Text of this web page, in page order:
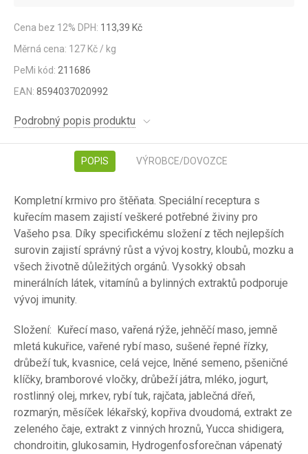
Cena bez 12% DPH: 113,39 Kč
Měrná cena: 127 Kč / kg
PeMi kód: 211686
EAN: 8594037020992
Podrobný popis produktu
POPIS VÝROBCE/DOVOZCE
Kompletní krmivo pro štěňata. Speciální receptura s
kuřecím masem zajistí veškeré potřebné živiny pro
Vašeho psa. Díky specifickému složení z těch nejlepších
surovin zajistí správný růst a vývoj kostry, kloubů, mozku a
všech životně důležitých orgánů. Vysokký obsah
minerálních látek, vitamínů a bylinných extraktů podporuje
vývoj imunity.
Složení: Kuřecí maso, vařená rýže, jehněčí maso, jemně
mletá kukuřice, vařené rybí maso, sušené řepné řízky,
drůbeží tuk, kvasnice, celá vejce, lněné semeno, pšeničné
klíčky, bramborové vločky, drůbeží játra, mléko, jogurt,
rostlinný olej, mrkev, rybí tuk, rajčata, jablečná dřeň,
rozmarýn, měsíček lékařský, kopřiva dvoudomá, extrakt ze
zeleného čaje, extrakt z vinných hroznů, Yucca shidigera,
chondroitin, glukosamin, Hydrogenfosforečnan vápenatý